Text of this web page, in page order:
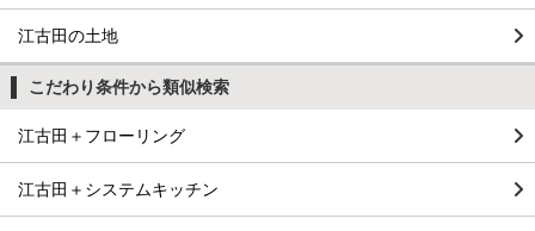
江古田の土地
こだわり条件から類似検索
江古田＋フローリング
江古田＋システムキッチン